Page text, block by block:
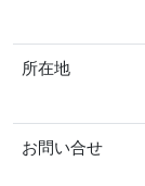
所在地
お問い合せ